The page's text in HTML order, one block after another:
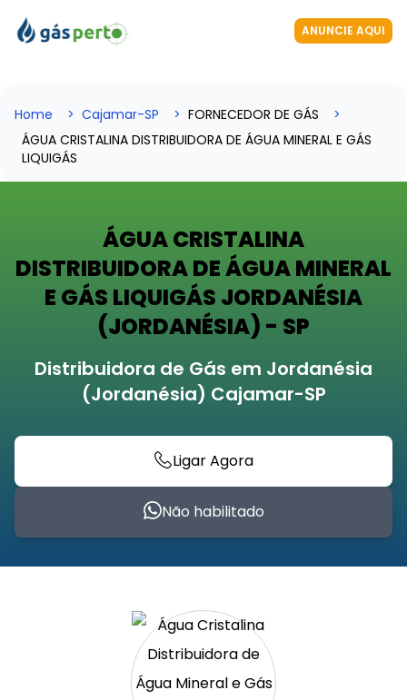
ANUNCIE AQUI
Home Cajamar-SP
FORNECEDOR DE GÁS
ÁGUA CRISTALINA DISTRIBUIDORA DE ÁGUA MINERAL E GÁS
LIQUIGÁS
ÁGUA CRISTALINA
DISTRIBUIDORA DE ÁGUA MINERAL
E GÁS LIQUIGÁS JORDANÉSIA
(JORDANÉSIA) - SP
Distribuidora de Gás em Jordanésia
(Jordanésia) Cajamar-SP
Ligar Agora
Não habilitado